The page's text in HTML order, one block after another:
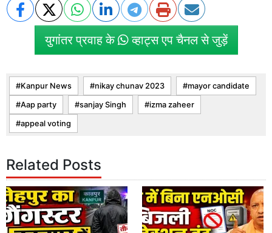
युगांतर प्रवाह के व्हाट्स एप चैनल से जुड़ें
Kanpur News nikay chunav 2023 mayor candidate
Aap party sanjay Singh izma zaheer
appeal voting
Related Posts